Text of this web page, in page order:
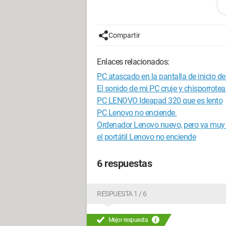
Disco duro primario Tasa de
Sé que no compré un monstruo de
Gracias de antemano
Configuración: Windows / Chrome
Compartir
Enlaces relacionados:
PC atascado en la pantalla de inicio
El sonido de mi PC cruje y
PC LENOVO Ideapad 320 que es lento
PC Lenovo no enciende.
Ordenador Lenovo nuevo, pero ya
el portátil Lenovo no enciende
6 respuestas
RESPUESTA 1 / 6
Mejor respuesta